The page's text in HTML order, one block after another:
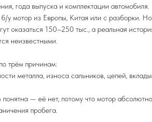
года выпуска и комплектации автомобиля.
у мотор из Европы, Китая или с разборки. Но
оказаться 150–250 тыс., а реальная
неизвестными.
трём причинам:
металла, износа сальников, цепей,
— её нет, потому что мотор
пробега.